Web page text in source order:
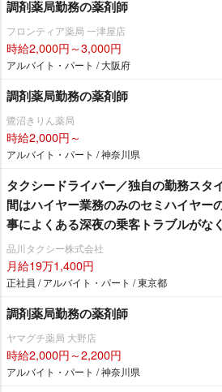
調剤薬局勤務の薬剤師
フロンティア薬局 一津屋店
時給2,000円～3,000円
アルバイト・パート / 大阪府
調剤薬局勤務の薬剤師
鷺沼きりん薬局
時給2,000円～
アルバイト・パート / 神奈川県
タクシードライバー／独自の勤務スタ
間はハイヤー業務のみのセミハイヤー
事によくある深夜の乗客トラブルがな
《全員対象》6ヶ月間30万円の給料保
許保有者対象》30万円支給※規定有圧倒
ヤー乗務員」「日本航空タクシー配車
品川タクシー株式会社
月給19万1,400円
正社員 / アルバイト・パート / 東京都
調剤薬局勤務の薬剤師
ヤマグチ薬局 大野店
時給2,000円～2,200円
アルバイト・パート / 神奈川県